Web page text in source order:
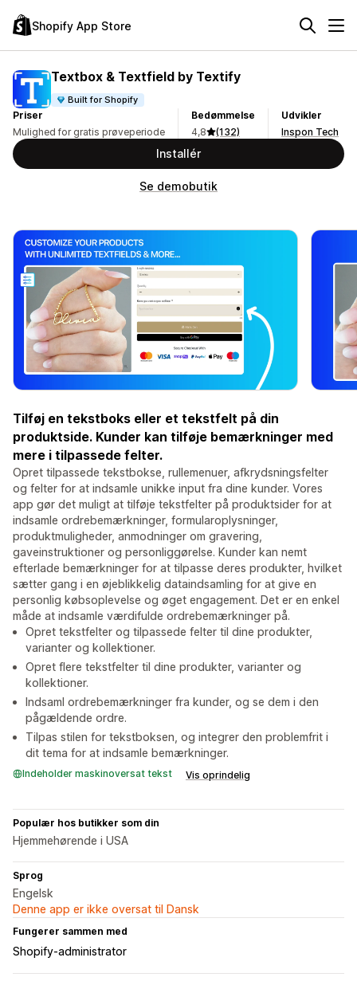
Shopify App Store
Textbox & Textfield by Textify
Built for Shopify
Priser
Mulighed for gratis prøveperiode
Bedømmelse
4,8
(132)
Udvikler
Inspon Tech
Installér
Se demobutik
Tilføj en tekstboks eller et tekstfelt på din
produktside. Kunder kan tilføje bemærkninger med
mere i tilpassede felter.
Opret tilpassede tekstbokse, rullemenuer, afkrydsningsfelter
og felter for at indsamle unikke input fra dine kunder. Vores
app gør det muligt at tilføje tekstfelter på produktsider for at
indsamle ordrebemærkninger, formularoplysninger,
produktmuligheder, anmodninger om gravering,
gaveinstruktioner og personliggørelse. Kunder kan nemt
efterlade bemærkninger for at tilpasse deres produkter, hvilket
sætter gang i en øjeblikkelig dataindsamling for at give en
personlig købsoplevelse og øget engagement. Det er en enkel
måde at indsamle værdifulde ordrebemærkninger på.
Opret tekstfelter og tilpassede felter til dine produkter,
varianter og kollektioner.
Opret flere tekstfelter til dine produkter, varianter og
kollektioner.
Indsaml ordrebemærkninger fra kunder, og se dem i den
pågældende ordre.
Tilpas stilen for tekstboksen, og integrer den problemfrit i
dit tema for at indsamle bemærkninger.
Indeholder maskinoversat tekst Vis oprindelig
Populær hos butikker som din
Hjemmehørende i USA
Sprog
Engelsk
Denne app er ikke oversat til Dansk
Fungerer sammen med
Shopify-administrator